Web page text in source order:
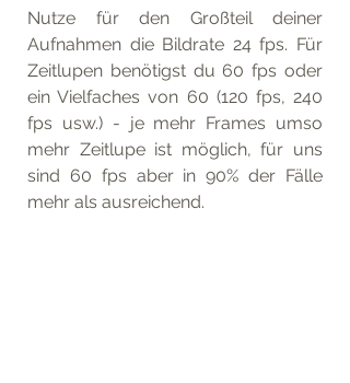
Nutze für den Großteil deiner
Aufnahmen die Bildrate 24 fps. Für
Zeitlupen benötigst du 60 fps oder
ein Vielfaches von 60 (120 fps, 240
fps usw.) - je mehr Frames umso
mehr Zeitlupe ist möglich, für uns
sind 60 fps aber in 90% der Fälle
mehr als ausreichend.